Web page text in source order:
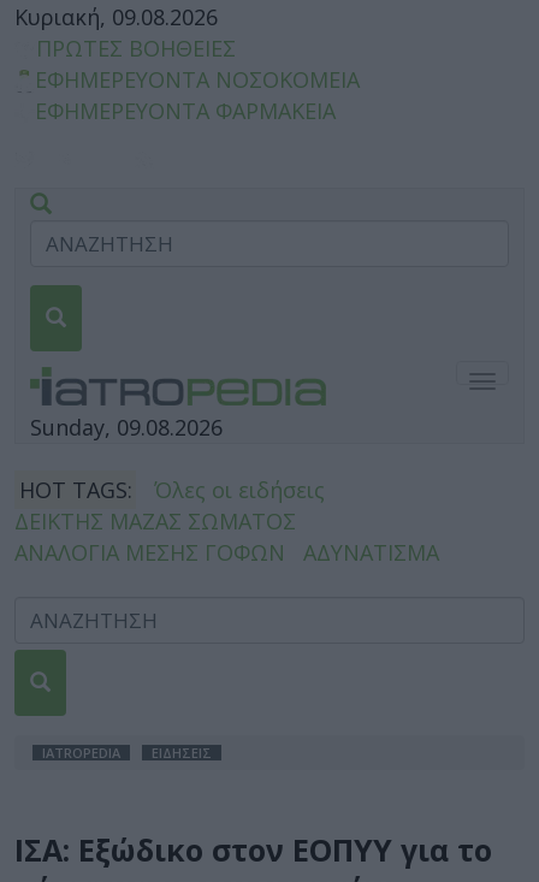
Κυριακή, 09.08.2026
ΠΡΩΤΕΣ ΒΟΗΘΕΙΕΣ
ΕΦΗΜΕΡΕΥΟΝΤΑ ΝΟΣΟΚΟΜΕΙΑ
ΕΦΗΜΕΡΕΥΟΝΤΑ ΦΑΡΜΑΚΕΙΑ
Sunday, 09.08.2026
HOT TAGS:
Όλες οι ειδήσεις
ΔΕΙΚΤΗΣ ΜΑΖΑΣ ΣΩΜΑΤΟΣ
ΑΝΑΛΟΓΙΑ ΜΕΣΗΣ ΓΟΦΩΝ
ΑΔΥΝΑΤΙΣΜΑ
IATROPEDIA ΕΙΔΗΣΕΙΣ
ΙΣΑ: Εξώδικο στον ΕΟΠΥΥ για το